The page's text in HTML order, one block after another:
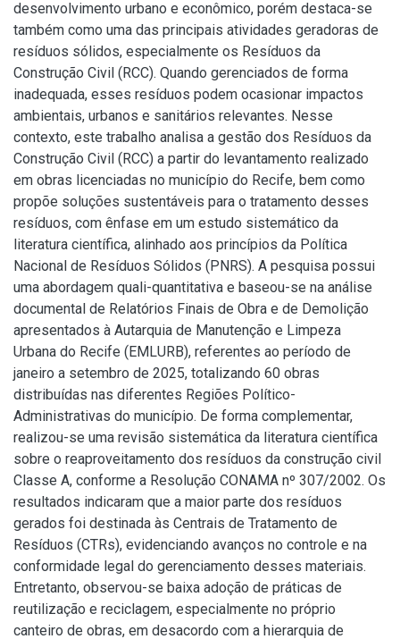
desenvolvimento urbano e econômico, porém destaca-se
também como uma das principais atividades geradoras de
resíduos sólidos, especialmente os Resíduos da
Construção Civil (RCC). Quando gerenciados de forma
inadequada, esses resíduos podem ocasionar impactos
ambientais, urbanos e sanitários relevantes. Nesse
contexto, este trabalho analisa a gestão dos Resíduos da
Construção Civil (RCC) a partir do levantamento realizado
em obras licenciadas no município do Recife, bem como
propõe soluções sustentáveis para o tratamento desses
resíduos, com ênfase em um estudo sistemático da
literatura científica, alinhado aos princípios da Política
Nacional de Resíduos Sólidos (PNRS). A pesquisa possui
uma abordagem quali-quantitativa e baseou-se na análise
documental de Relatórios Finais de Obra e de Demolição
apresentados à Autarquia de Manutenção e Limpeza
Urbana do Recife (EMLURB), referentes ao período de
janeiro a setembro de 2025, totalizando 60 obras
distribuídas nas diferentes Regiões Político-
Administrativas do município. De forma complementar,
realizou-se uma revisão sistemática da literatura científica
sobre o reaproveitamento dos resíduos da construção civil
Classe A, conforme a Resolução CONAMA nº 307/2002. Os
resultados indicaram que a maior parte dos resíduos
gerados foi destinada às Centrais de Tratamento de
Resíduos (CTRs), evidenciando avanços no controle e na
conformidade legal do gerenciamento desses materiais.
Entretanto, observou-se baixa adoção de práticas de
reutilização e reciclagem, especialmente no próprio
canteiro de obras, em desacordo com a hierarquia de